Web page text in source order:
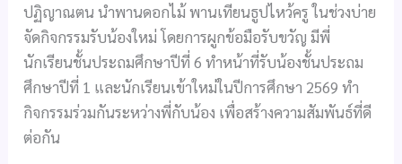
ปฏิญาณตน นำพานดอกไม้ พานเทียนธูปไหว้ครู ในช่วงบ่าย
จัดกิจกรรมรับน้องใหม่ โดยการผูกข้อมือรับขวัญ มีพี่
นักเรียนชั้นประถมศึกษาปีที่ 6 ทำหน้าที่รับน้องชั้นประถม
ศึกษาปีที่ 1 และนักเรียนเข้าใหม่ในปีการศึกษา 2569 ทำ
กิจกรรมร่วมกันระหว่างพี่กับน้อง เพื่อสร้างความสัมพันธ์ที่ดี
ต่อกัน